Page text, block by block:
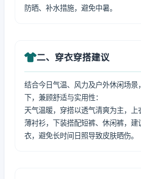
防晒、补水措施，避免中暑。
二、穿衣穿搭建议
结合今日气温、风力及户外休闲场景
下，兼顾舒适与实用性：
天气温暖，穿搭以透气清爽为主，上
薄衬衫，下装搭配短裤、休闲裤，建
衣，避免长时间日照导致皮肤晒伤。